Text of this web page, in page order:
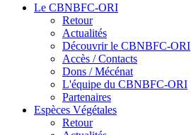
Le CBNBFC-ORI
Retour
Actualités
Découvrir le CBNBFC-ORI
Accès / Contacts
Dons / Mécénat
L'équipe du CBNBFC-ORI
Partenaires
Espèces Végétales
Retour